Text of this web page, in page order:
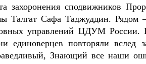
захоронения сподвижников
Талгат Сафа Таджуддин. Рядом
управлений ЦДУМ России.
единоверцев повторяли
Знающий все наши